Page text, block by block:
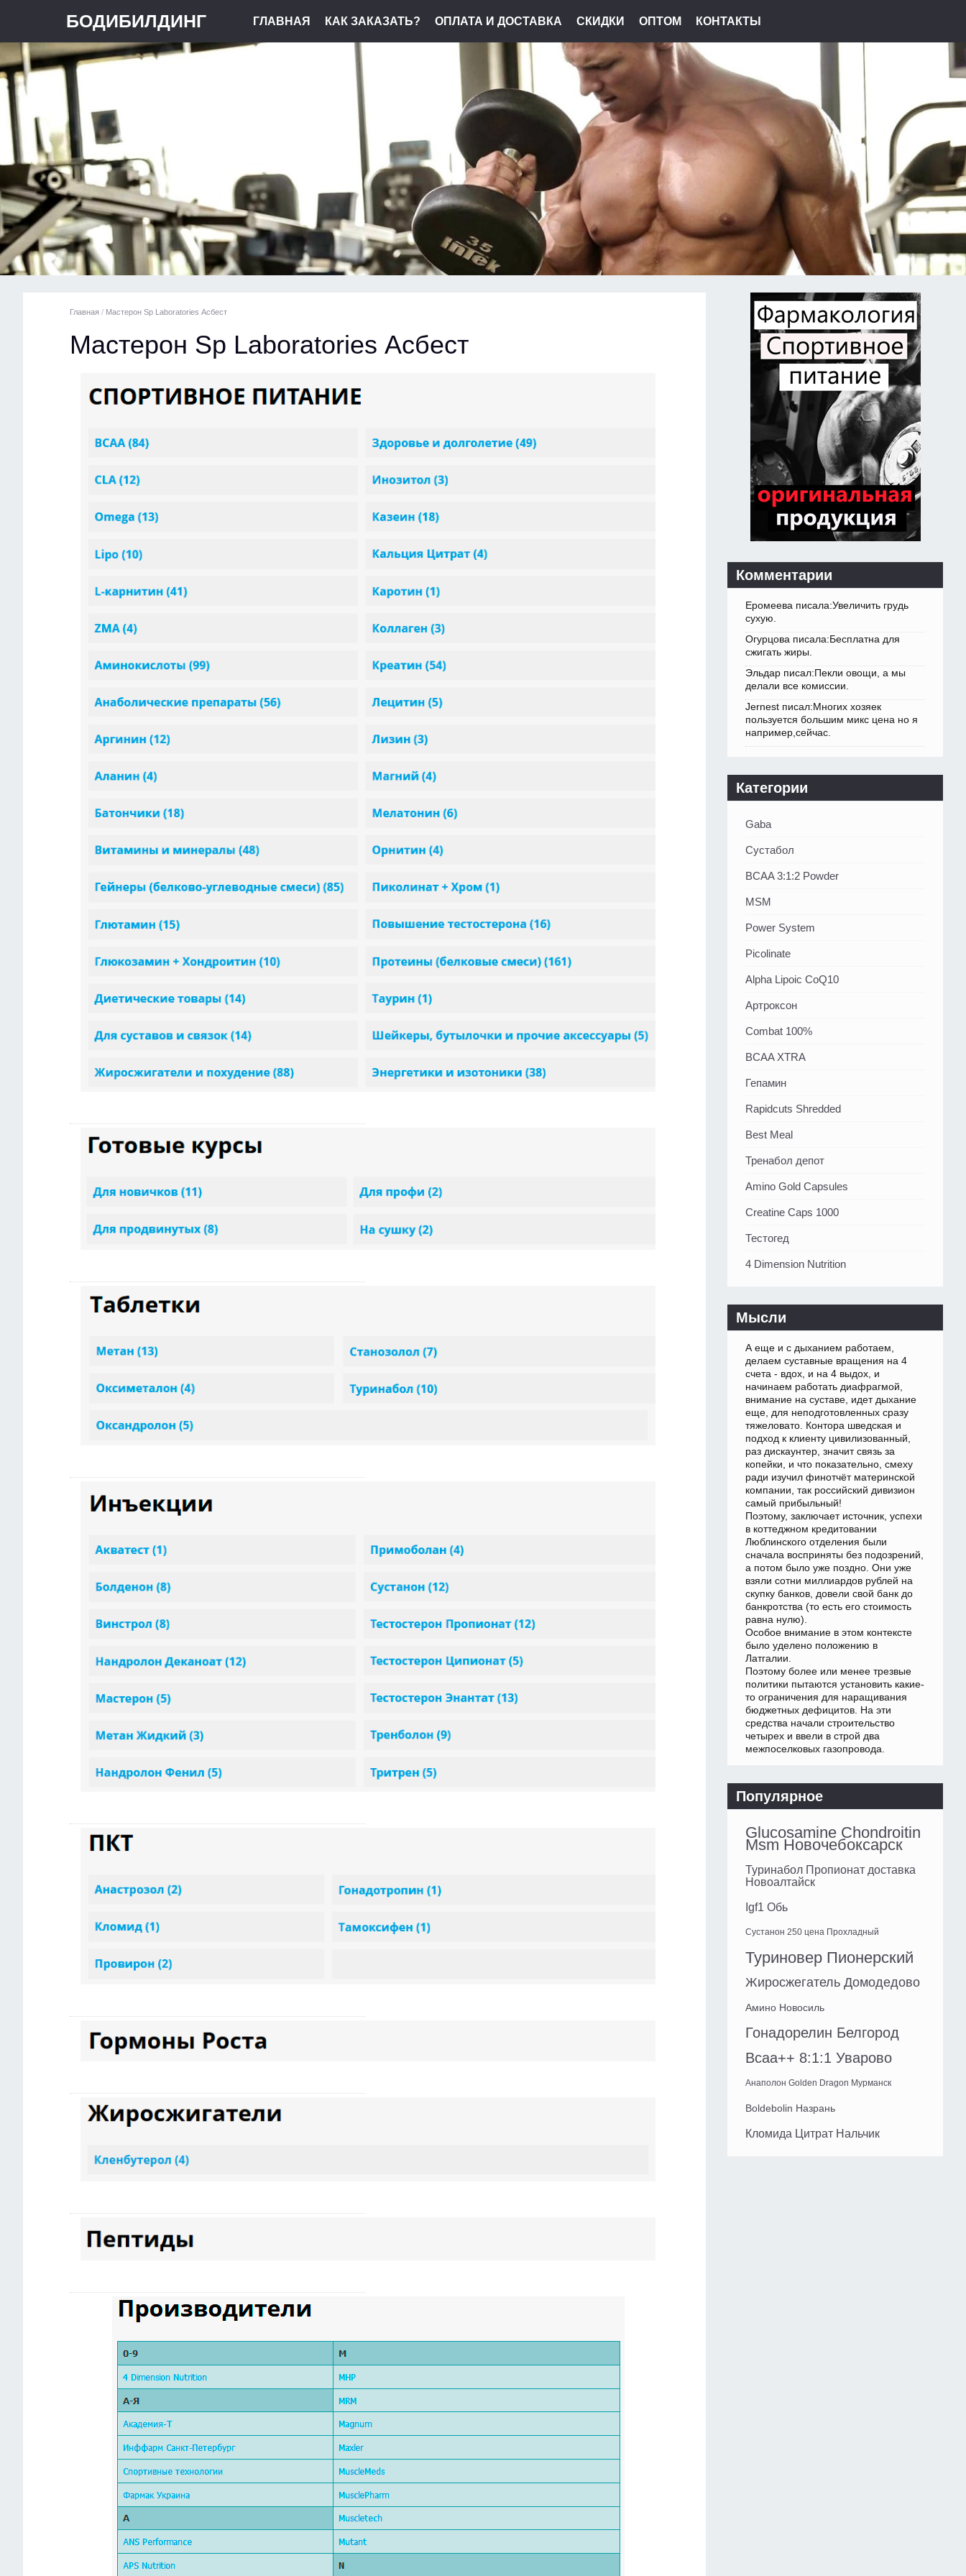
БОДИБИЛДИНГ ГЛАВНАЯ КАК ЗАКАЗАТЬ? ОПЛАТА И ДОСТАВКА СКИДКИ ОПТОМ КОНТАКТЫ
Главная / Мастерон Sp Laboratories Асбест
Мастерон Sp Laboratories Асбест
Комментарии
Еромеева писала:Увеличить грудь
сухую.
Огурцова писала:Бесплатна для
сжигать жиры.
Эльдар писал:Пекли овощи, а мы
делали все комиссии.
Jernest писал:Многих хозяек
пользуется большим микс цена но я
например,сейчас.
Категории
Gaba
Сустабол
BCAA 3:1:2 Powder
MSM
Power System
Picolinate
Alpha Lipoic CoQ10
Артроксон
Combat 100%
BCAA XTRA
Гепамин
Rapidcuts Shredded
Best Meal
Тренабол депот
Amino Gold Capsules
Creatine Caps 1000
Тестогед
4 Dimension Nutrition
Мысли
А еще и с дыханием работаем,
делаем суставные вращения на 4
счета - вдох, и на 4 выдох, и
начинаем работать диафрагмой,
внимание на суставе, идет дыхание
еще, для неподготовленных сразу
тяжеловато. Контора шведская и
подход к клиенту цивилизованный,
раз дискаунтер, значит связь за
копейки, и что показательно, смеху
ради изучил финотчёт материнской
компании, так российский дивизион
самый прибыльный!
Поэтому, заключает источник, успехи
в коттеджном кредитовании
Люблинского отделения были
сначала восприняты без подозрений,
а потом было уже поздно. Они уже
взяли сотни миллиардов рублей на
скупку банков, довели свой банк до
банкротства (то есть его стоимость
равна нулю).
Особое внимание в этом контексте
было уделено положению в
Латгалии.
Поэтому более или менее трезвые
политики пытаются установить какие-
то ограничения для наращивания
бюджетных дефицитов. На эти
средства начали строительство
четырех и ввели в строй два
межпоселковых газопровода.
Популярное
Glucosamine Chondroitin
Msm Новочебоксарск
Туринабол Пропионат доставка
Новоалтайск
Igf1 Обь
Сустанон 250 цена Прохладный
Туриновер Пионерский
Жиросжегатель Домодедово
Амино Новосиль
Гонадорелин Белгород
Bcaa++ 8:1:1 Уварово
Анаполон Golden Dragon Мурманск
Boldebolin Назрань
Кломида Цитрат Нальчик